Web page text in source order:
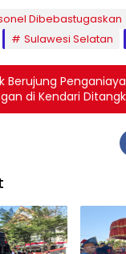
Dibebastugaskan
Sulawesi Selatan
Berujung
di Kendari